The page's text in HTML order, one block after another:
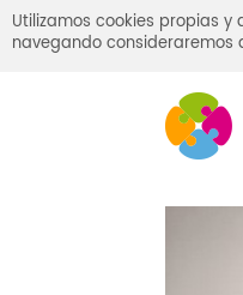
Utilizamos cookies propias
navegando
Home